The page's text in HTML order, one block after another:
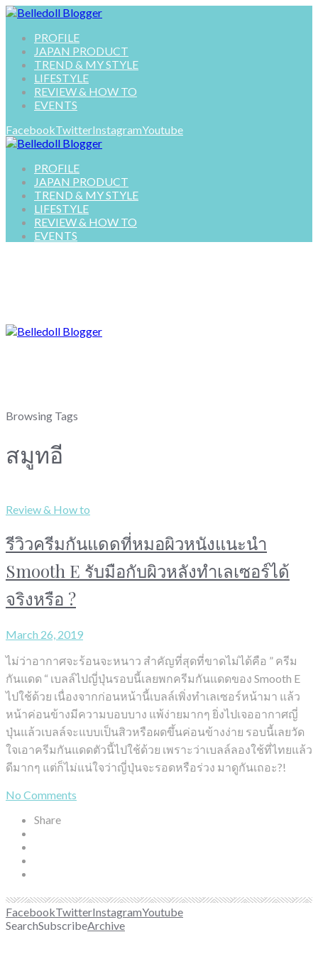
PROFILE
JAPAN PRODUCT
TREND & MY STYLE
LIFESTYLE
REVIEW & HOW TO
EVENTS
FacebookTwitterInstagramYoutube
PROFILE
JAPAN PRODUCT
TREND & MY STYLE
LIFESTYLE
REVIEW & HOW TO
EVENTS
Browsing Tags
สมูทอี
Review & How to
รีวิวครีมกันแดดที่หมอผิวหนังแนะนำ
Smooth E รับมือกับผิวหลังทำเลเซอร์ได้
จริงหรือ ?
March 26, 2019
ไม่ว่าอากาศจะร้อนจะหนาว สำคัญที่สุดที่ขาดไม่ได้คือ ” ครีม
กันแดด “ เบลล์ไปญี่ปุ่นรอบนี้เลยพกครีมกันแดดของ Smooth E
ไปใช้ด้วย เนื่องจากก่อนหน้านี้เบลล์เพิ่งทำเลเซอร์หน้ามา แล้ว
หน้าค่อนข้างมีความบอบบาง แพ้ง่ายมากๆ ยิ่งไปเจออากาศญี่
ปุ่นแล้วเบลล์จะแบบเป็นสิวหรือผดขึ้นค่อนข้างง่าย รอบนี้เลยวัด
ใจเอาครีมกันแดดตัวนี้ไปใช้ด้วย เพราะว่าเบลล์ลองใช้ที่ไทยแล้ว
ดีมากๆ แต่ก็ไม่แน่ใจว่าญี่ปุ่นจะรอดหรือร่วง มาดูกันเถอะ?!
No Comments
Share
FacebookTwitterInstagramYoutube
SearchSubscribeArchive